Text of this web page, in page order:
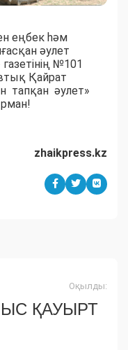
еңбек һәм
әулет
№101
Қайрат
тапқан әулет»
zhaikpress.kz
Оқылды:
ҚАУЫРТ